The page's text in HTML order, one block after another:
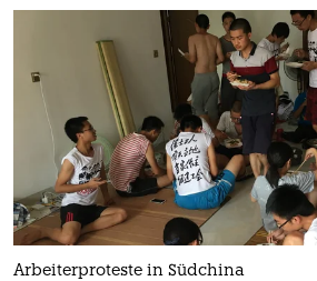
Arbeiterproteste in Südchina